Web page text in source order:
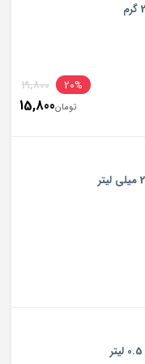
20%
19,800
تومان15,800